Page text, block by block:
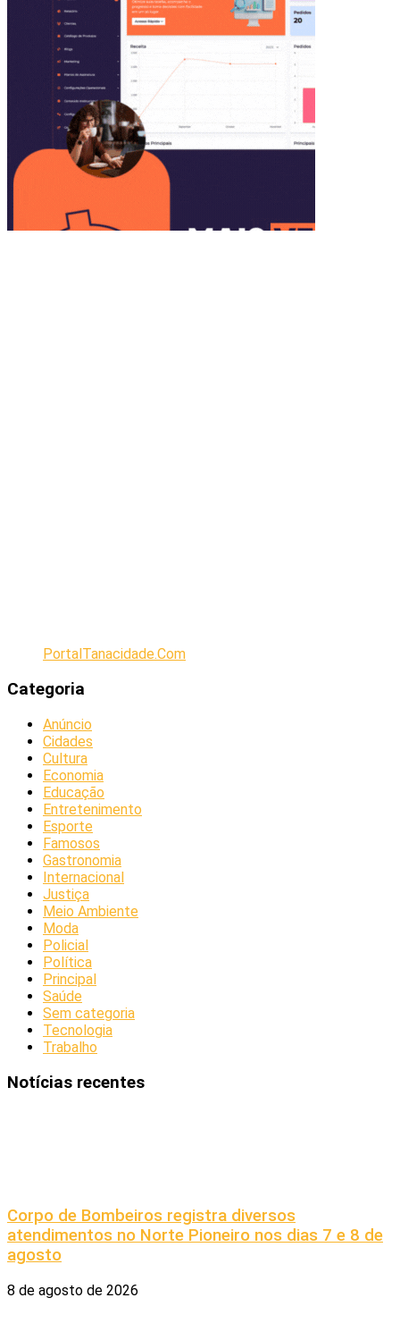
PortalTanacidade.Com
Categoria
Anúncio
Cidades
Cultura
Economia
Educação
Entretenimento
Esporte
Famosos
Gastronomia
Internacional
Justiça
Meio Ambiente
Moda
Policial
Política
Principal
Saúde
Sem categoria
Tecnologia
Trabalho
Notícias recentes
Corpo de Bombeiros registra diversos
atendimentos no Norte Pioneiro nos dias 7 e 8 de
agosto
8 de agosto de 2026